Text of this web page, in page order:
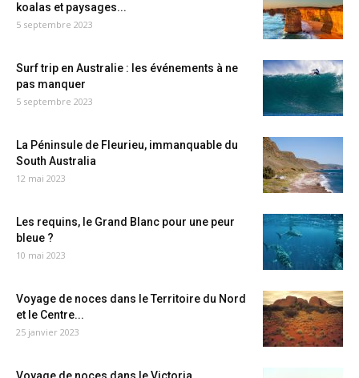
koalas et paysages...
5 septembre 2023
Surf trip en Australie : les événements à ne
pas manquer
5 septembre 2023
La Péninsule de Fleurieu, immanquable du
South Australia
12 mai 2023
Les requins, le Grand Blanc pour une peur
bleue ?
10 mai 2023
Voyage de noces dans le Territoire du Nord
et le Centre...
25 janvier 2023